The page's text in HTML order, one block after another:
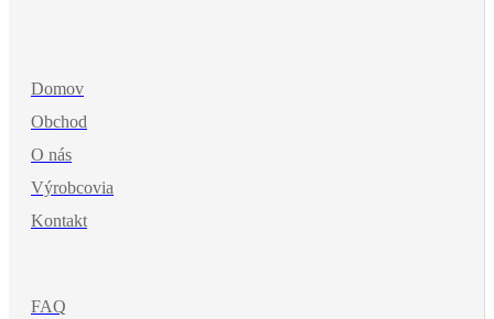
Domov
Obchod
O nás
Výrobcovia
Kontakt
FAQ